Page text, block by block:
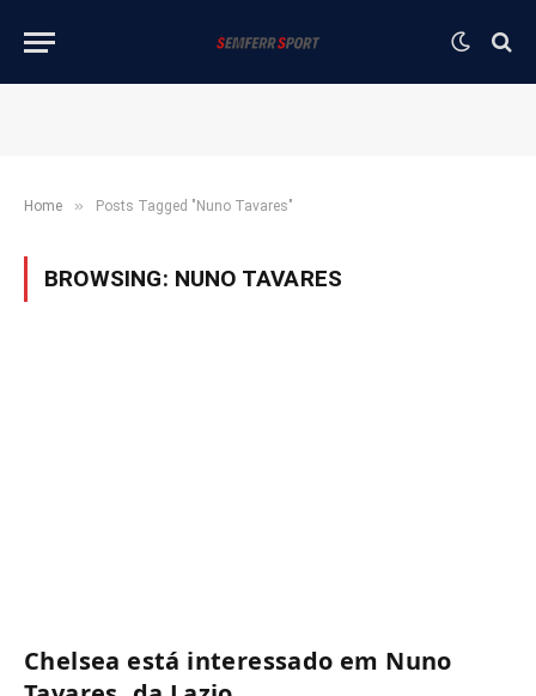
Home » Posts Tagged "Nuno Tavares"
BROWSING: NUNO TAVARES
Chelsea está interessado em Nuno